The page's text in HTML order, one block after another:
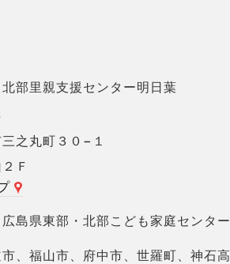
部里親支援センター明日葉
之丸町３０−１
Ｆ
広島県東部・北部こども家庭センター
、福山市、府中市、世羅町、神石高